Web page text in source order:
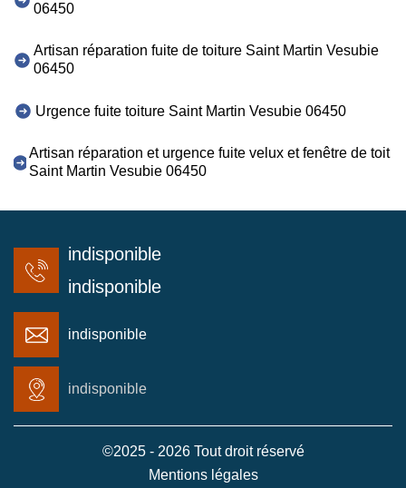
06450
Artisan réparation fuite de toiture Saint Martin Vesubie
06450
Urgence fuite toiture Saint Martin Vesubie 06450
Artisan réparation et urgence fuite velux et fenêtre de toit
Saint Martin Vesubie 06450
indisponible
indisponible
indisponible
indisponible
©2025 - 2026 Tout droit réservé
Mentions légales